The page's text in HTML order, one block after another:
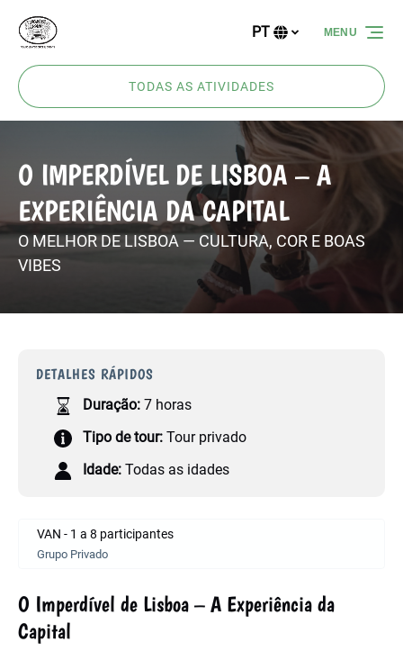
Passar para a navegação primária
Passar para o conteúdo
Passar para o rodapé
o
idioma
PT
TODAS AS ATIVIDADES
MENU
O IMPERDÍVEL DE LISBOA – A
EXPERIÊNCIA DA CAPITAL
O MELHOR DE LISBOA — CULTURA, COR E BOAS
VIBES
DETALHES RÁPIDOS
Duração: 7 horas
Tipo de tour: Tour privado
Idade: Todas as idades
VAN - 1 a 8 participantes
Grupo Privado
O Imperdível de Lisboa – A Experiência da
Capital